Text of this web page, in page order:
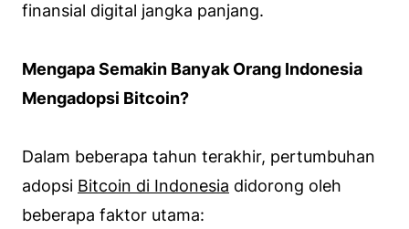
finansial digital jangka panjang.
Mengapa Semakin Banyak Orang Indonesia
Mengadopsi Bitcoin?
Dalam beberapa tahun terakhir, pertumbuhan
adopsi Bitcoin di Indonesia didorong oleh
beberapa faktor utama: